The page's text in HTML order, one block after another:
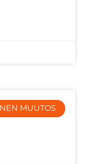
MUUTOS